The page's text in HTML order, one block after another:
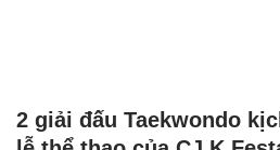
2 giải đấu Taekwondo